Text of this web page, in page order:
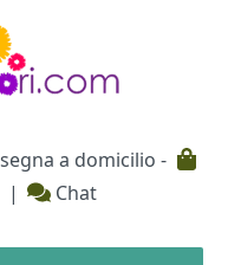
a domicilio -
| Chat